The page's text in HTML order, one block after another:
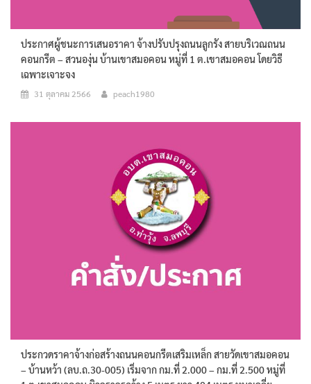
ประกาศผู้ชนะการเสนอราคา จ้างปรับปรุงถนนลูกรัง สายบริเวณถนน
คอนกรีต – สวนองุ่น บ้านเขาสมอคอน หมู่ที่ 1 ต.เขาสมอคอน โดยวิธี
เฉพาะเจาะจง
31 ตุลาคม 2566 peach1980
ประกวดราคาจ้างก่อสร้างถนนคอนกรีตเสริมเหล็ก สายวัดเขาสมอคอน
– บ้านหว้า (ลบ.ถ.30-005) เริ่มจาก กม.ที่ 2.000 – กม.ที่ 2.500 หมู่ที่